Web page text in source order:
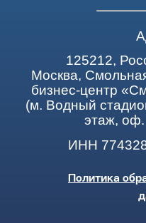
125212,
Москва,
бизнес-центр
(м. Водный
этаж,
ИНН
Политика